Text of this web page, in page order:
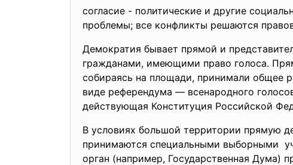
согласие - политические и другие
проблемы; все конфликты решаются
Демократия бывает прямой и
гражданами, имеющими право голоса.
собираясь на площади, принимали общее
виде референдума — всенародного
действующая Конституция Российской
В условиях большой территории прямую
принимаются специальными выборными
орган (например, Государственная Дума)